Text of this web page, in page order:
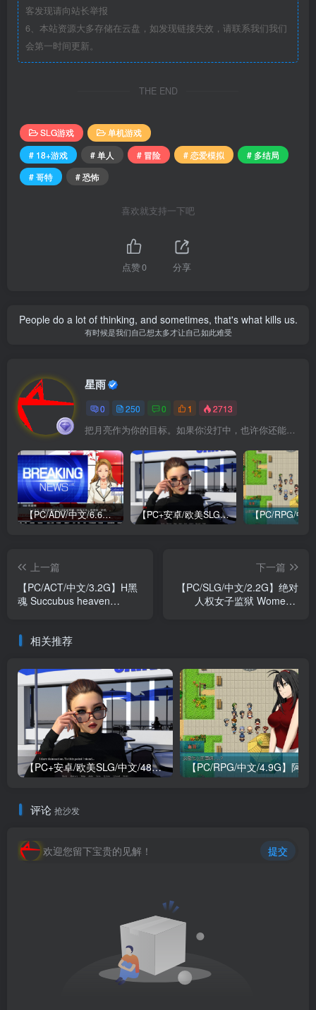
客发现请向站长举报
6、本站资源大多存储在云盘，如发现链接失效，请联系我们我们
会第一时间更新。
THE END
SLG游戏
单机游戏
# 18+游戏
# 单人 # 冒险 # 恋爱模拟
# 多结局
# 哥特
# 恐怖
喜欢就支持一下吧
点赞0 分享
People do a lot of thinking, and sometimes, that's what kills us.
有时候是我们自己想太多才让自己如此难受
星雨
0 250 0 1 2713
把月亮作为你的目标。如果你没打中，也许你还能打中星星
【PC/ADV/中文/6.6G】牺牲恶棍 SACRIFICE VILLAINS 官方中文版 【PC+安卓/欧美SLG/中文/484M】我们迷路了 We Are Lost V1.0 STEAM官方中文版
上一篇
【PC/ACT/中文/3.2G】H黑
魂 Succubus heaven
下一篇
【PC/SLG/中文/2.2G】绝对
人权女子监狱 Women’s
相关推荐
【PC+安卓/欧美SLG/中文/484M】我们迷路了 We Are Lost V1.0 STEAM官方中文版
评论 抢沙发
欢迎您留下宝贵的见解！ 提交